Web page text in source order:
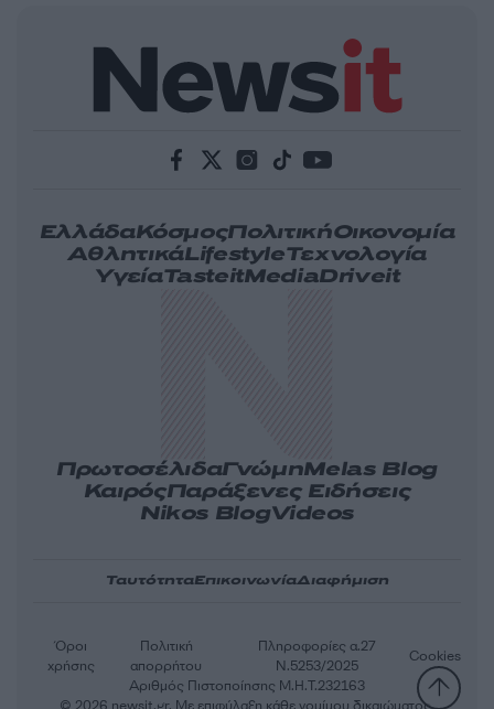
ΕλλάδαΚόσμοςΠολιτικήΟικονομία
ΑθλητικάLifestyleΤεχνολογία
ΥγείαTasteitMediaDriveit
ΠρωτοσέλιδαΓνώμηMelas Blog
ΚαιρόςΠαράξενες Ειδήσεις
Nikos BlogVideos
ΤαυτότηταΕπικοινωνίαΔιαφήμιση
Αριθμός Πιστοποίησης Μ.Η.Τ.232163
Όροι
χρήσης
Πολιτική
απορρήτου
Πληροφορίες α.27
Ν.5253/2025
Cookies
© 2026 newsit.gr. Με επιφύλαξη κάθε νομίμου δικαιώματος.